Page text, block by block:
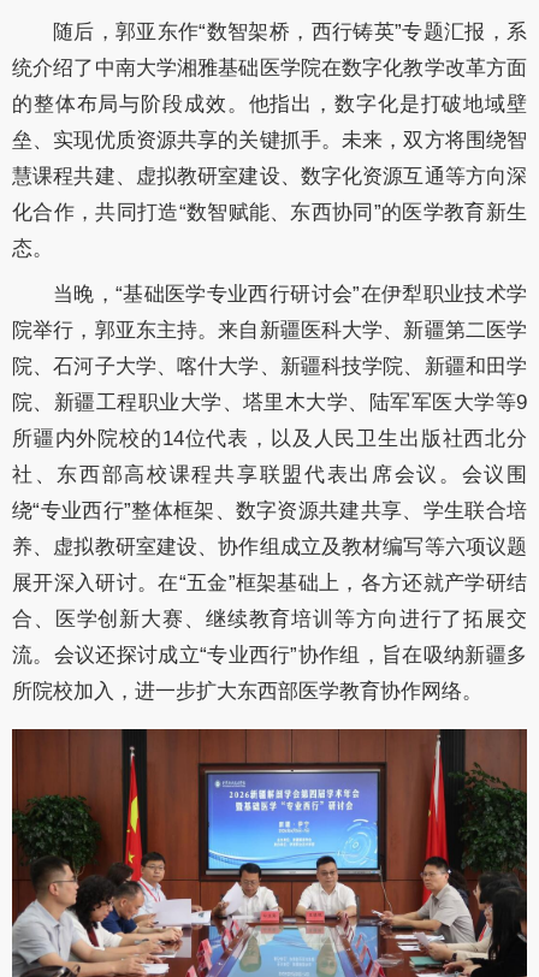
随后，郭亚东作“数智架桥，西行铸英”专题汇报，系
统介绍了中南大学湘雅基础医学院在数字化教学改革方面
的整体布局与阶段成效。他指出，数字化是打破地域壁
垒、实现优质资源共享的关键抓手。未来，双方将围绕智
慧课程共建、虚拟教研室建设、数字化资源互通等方向深
化合作，共同打造“数智赋能、东西协同”的医学教育新生
态。
当晚，“基础医学专业西行研讨会”在伊犁职业技术学
院举行，郭亚东主持。来自新疆医科大学、新疆第二医学
院、石河子大学、喀什大学、新疆科技学院、新疆和田学
院、新疆工程职业大学、塔里木大学、陆军军医大学等9
所疆内外院校的14位代表，以及人民卫生出版社西北分
社、东西部高校课程共享联盟代表出席会议。会议围
绕“专业西行”整体框架、数字资源共建共享、学生联合培
养、虚拟教研室建设、协作组成立及教材编写等六项议题
展开深入研讨。在“五金”框架基础上，各方还就产学研结
合、医学创新大赛、继续教育培训等方向进行了拓展交
流。会议还探讨成立“专业西行”协作组，旨在吸纳新疆多
所院校加入，进一步扩大东西部医学教育协作网络。